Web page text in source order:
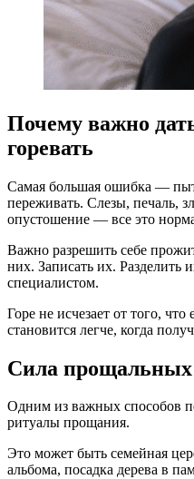
Почему важно
горевать
Самая большая ошибка —
переживать. Слезы, печаль,
опустошение — все это
Важно разрешить себе
них. Записать их. Разделить
специалистом.
Горе не исчезает от того,
становится легче, когда
Сила прощальных
Одним из важных способов
ритуалы прощания.
Это может быть семейная
альбома, посадка дерева в